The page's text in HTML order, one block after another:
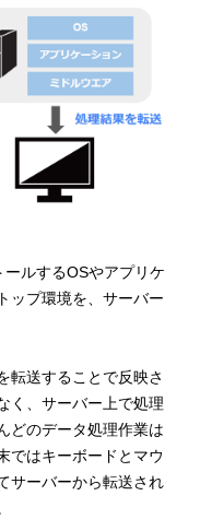
ルするOSやアプリケ
ップ環境を、サーバー
転送することで反映さ
く、サーバー上で処理
どのデータ処理作業は
ではキーボードとマウ
サーバーから転送され